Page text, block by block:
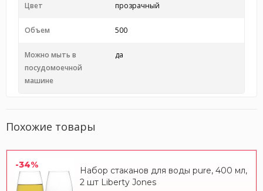
Цвет прозрачный
Объем 500
Можно мыть в
посудомоечной
машине
да
Похожие товары
-34%
Набор стаканов для воды pure, 400 мл,
2 шт Liberty Jones